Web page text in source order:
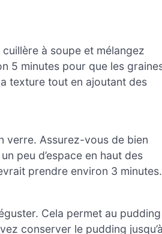
à soupe et mélangez
5 minutes pour que les
texture tout en ajoutant des
verre. Assurez-vous de bien
peu d’espace en haut des
prendre environ 3 minutes.
Cela permet au pudding
conserver le pudding